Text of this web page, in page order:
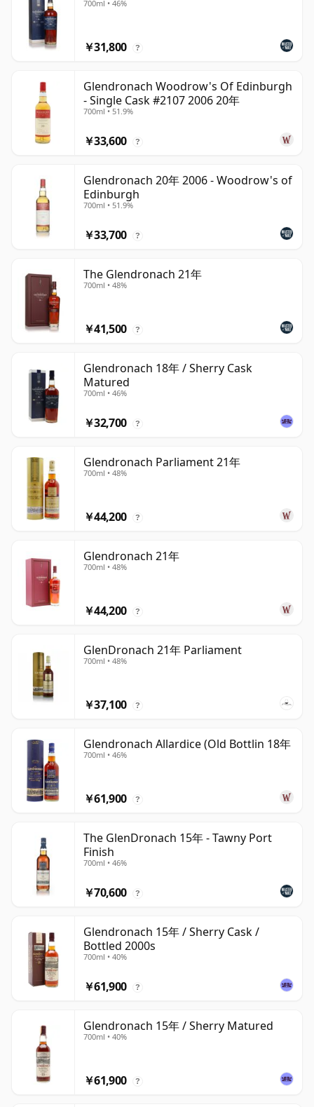
700ml • 46%
￥31,800 ?
Glendronach Woodrow's Of Edinburgh
- Single Cask #2107 2006 20年
700ml • 51.9%
￥33,600 ?
Glendronach 20年 2006 - Woodrow's of
Edinburgh
700ml • 51.9%
￥33,700 ?
The Glendronach 21年
700ml • 48%
￥41,500 ?
Glendronach 18年 / Sherry Cask
Matured
700ml • 46%
￥32,700 ?
Glendronach Parliament 21年
700ml • 48%
￥44,200 ?
Glendronach 21年
700ml • 48%
￥44,200 ?
GlenDronach 21年 Parliament
700ml • 48%
￥37,100 ?
Glendronach Allardice (Old Bottlin 18年
700ml • 46%
￥61,900 ?
The GlenDronach 15年 - Tawny Port
Finish
700ml • 46%
￥70,600 ?
Glendronach 15年 / Sherry Cask /
Bottled 2000s
700ml • 40%
￥61,900 ?
Glendronach 15年 / Sherry Matured
700ml • 40%
￥61,900 ?